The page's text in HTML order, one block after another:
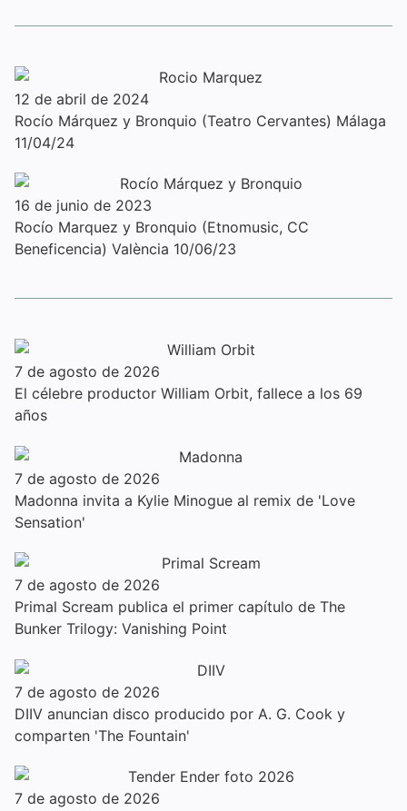
12 de abril de 2024
Rocío Márquez y Bronquio (Teatro Cervantes) Málaga
11/04/24
16 de junio de 2023
Rocío Marquez y Bronquio (Etnomusic, CC
Beneficencia) València 10/06/23
7 de agosto de 2026
El célebre productor William Orbit, fallece a los 69
años
7 de agosto de 2026
Madonna invita a Kylie Minogue al remix de 'Love
Sensation'
7 de agosto de 2026
Primal Scream publica el primer capítulo de The
Bunker Trilogy: Vanishing Point
7 de agosto de 2026
DIIV anuncian disco producido por A. G. Cook y
comparten 'The Fountain'
7 de agosto de 2026